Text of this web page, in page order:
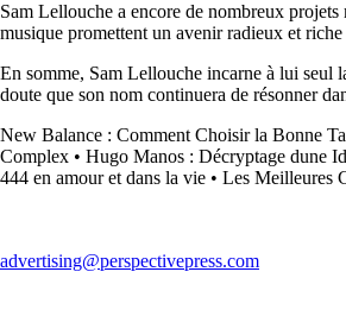
Sam Lellouche a encore de nombreux
musique promettent un avenir radieux et
En somme, Sam Lellouche incarne à lui seul
doute que son nom continuera de résonner
New Balance : Comment Choisir la Bonne
Complex • Hugo Manos : Décryptage dune
444 en amour et dans la vie • Les Meilleures
advertising@perspectivepress.com